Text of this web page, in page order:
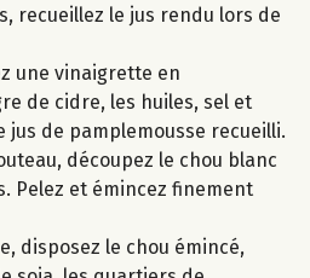
recueillez le jus rendu lors de
une vinaigrette en
de cidre, les huiles, sel et
jus de pamplemousse recueilli.
découpez le chou blanc
Pelez et émincez finement
disposez le chou émincé,